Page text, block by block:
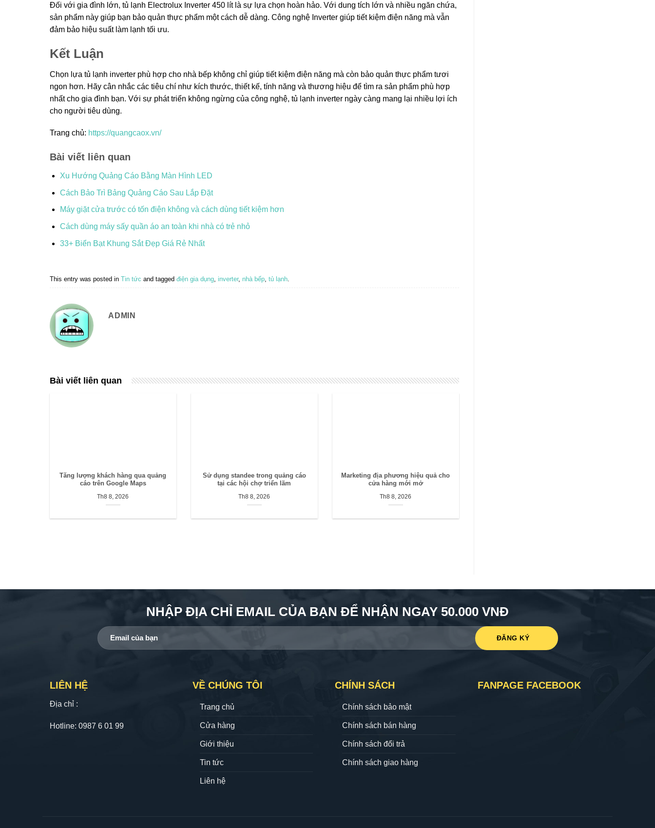
Đối với gia đình lớn, tủ lạnh Electrolux Inverter 450 lít là sự lựa chọn hoàn hảo. Với dung tích lớn và nhiều ngăn chứa,
sản phẩm này giúp bạn bảo quản thực phẩm một cách dễ dàng. Công nghệ Inverter giúp tiết kiệm điện năng mà vẫn
đảm bảo hiệu suất làm lạnh tối ưu.
Kết Luận
Chọn lựa tủ lạnh inverter phù hợp cho nhà bếp không chỉ giúp tiết kiệm điện năng mà còn bảo quản thực phẩm tươi
ngon hơn. Hãy cân nhắc các tiêu chí như kích thước, thiết kế, tính năng và thương hiệu để tìm ra sản phẩm phù hợp
nhất cho gia đình bạn. Với sự phát triển không ngừng của công nghệ, tủ lạnh inverter ngày càng mang lại nhiều lợi ích
cho người tiêu dùng.
Trang chủ: https://quangcaox.vn/
Bài viết liên quan
Xu Hướng Quảng Cáo Bằng Màn Hình LED
Cách Bảo Trì Bảng Quảng Cáo Sau Lắp Đặt
Máy giặt cửa trước có tốn điện không và cách dùng tiết kiệm hơn
Cách dùng máy sấy quần áo an toàn khi nhà có trẻ nhỏ
33+ Biển Bạt Khung Sắt Đẹp Giá Rẻ Nhất
This entry was posted in Tin tức and tagged điện gia dụng inverter, nhà bếp tủ lạnh
ADMIN
Bài viết liên quan
Tăng lượng khách hàng qua quảng
cáo trên Google Maps
Th8 8, 2026
Sử dụng standee trong quảng cáo
tại các hội chợ triển lãm
Th8 8, 2026
Marketing địa phương hiệu quả cho
cửa hàng mới mở
Th8 8, 2026
NHẬP ĐỊA CHỈ EMAIL CỦA BẠN ĐỂ NHẬN NGAY 50.000 VNĐ
LIÊN HỆ
Địa chỉ :
Hotline: 0987 6 01 99
VỀ CHÚNG TÔI
Trang chủ
Cửa hàng
Giới thiệu
Tin tức
Liên hệ
CHÍNH SÁCH
Chính sách bảo mật
Chính sách bán hàng
Chính sách đổi trả
Chính sách giao hàng
FANPAGE FACEBOOK